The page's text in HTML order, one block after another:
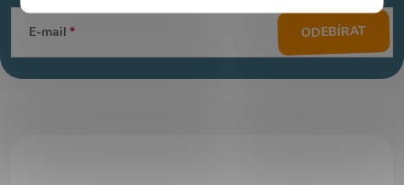
p
E-mail ODEBÍRAT